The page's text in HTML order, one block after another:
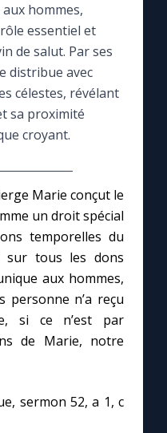
hommes,
essentiel et
de salut. Par ses
distribue avec
célestes, révélant
sa proximité
croyant.
Marie conçut le
un droit spécial
temporelles du
sur tous les dons
aux hommes,
personne n’a reçu
si ce n’est par
de Marie, notre
sermon 52, a 1, c